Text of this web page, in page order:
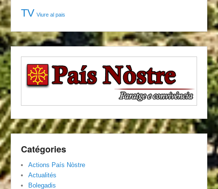
TV Viure al pais
Catégories
Actions País Nòstre
Actualités
Bolegadis